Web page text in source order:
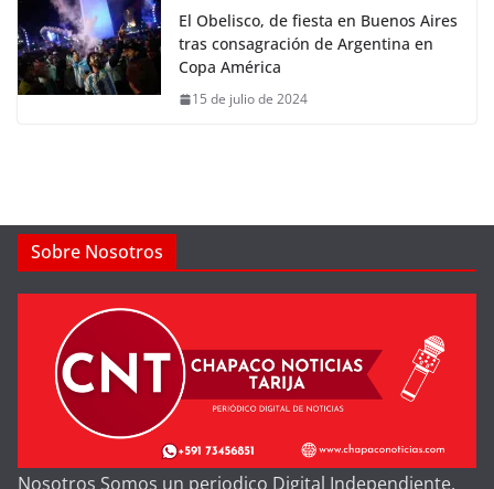
El Obelisco, de fiesta en Buenos Aires
tras consagración de Argentina en
Copa América
15 de julio de 2024
Sobre Nosotros
Nosotros Somos un periodico Digital Independiente,